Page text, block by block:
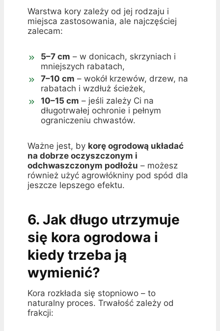
Warstwa kory zależy od jej rodzaju i
miejsca zastosowania, ale najczęściej
zalecam:
5–7 cm – w donicach, skrzyniach i
mniejszych rabatach,
7–10 cm – wokół krzewów, drzew, na
rabatach i wzdłuż ścieżek,
10–15 cm – jeśli zależy Ci na
długotrwałej ochronie i pełnym
ograniczeniu chwastów.
Ważne jest, by korę ogrodową układać
na dobrze oczyszczonym i
odchwaszczonym podłożu – możesz
również użyć agrowłókniny pod spód dla
jeszcze lepszego efektu.
6. Jak długo utrzymuje
się kora ogrodowa i
kiedy trzeba ją
wymienić?
Kora rozkłada się stopniowo – to
naturalny proces. Trwałość zależy od
frakcji: